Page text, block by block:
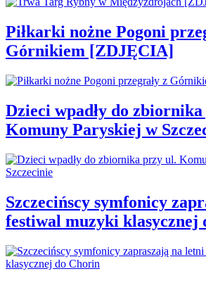
Piłkarki nożne Pogoni
Górnikiem [ZDJĘCIA]
Dzieci wpadły do
Komuny Paryskiej w
Szczecińscy symfonicy
festiwal muzyki klasycznej